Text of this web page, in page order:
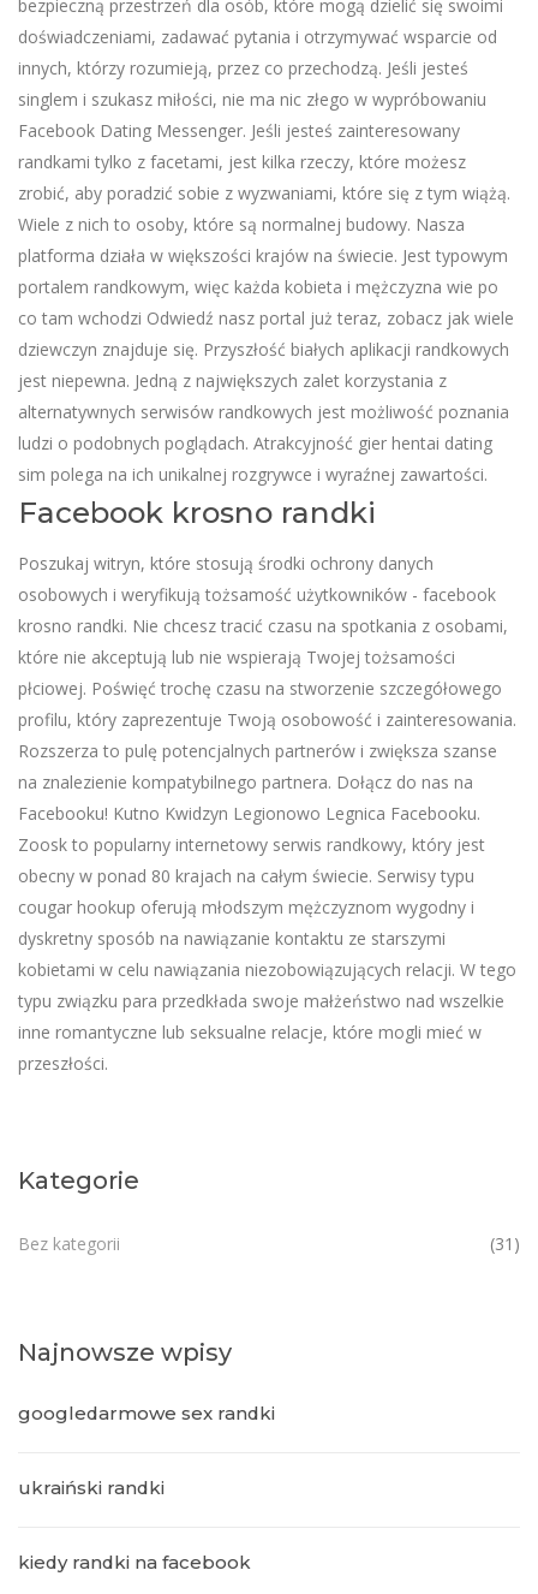
bezpieczną przestrzeń dla osób, które mogą dzielić się swoimi
doświadczeniami, zadawać pytania i otrzymywać wsparcie od
innych, którzy rozumieją, przez co przechodzą. Jeśli jesteś
singlem i szukasz miłości, nie ma nic złego w wypróbowaniu
Facebook Dating Messenger. Jeśli jesteś zainteresowany
randkami tylko z facetami, jest kilka rzeczy, które możesz
zrobić, aby poradzić sobie z wyzwaniami, które się z tym wiążą.
Wiele z nich to osoby, które są normalnej budowy. Nasza
platforma działa w większości krajów na świecie. Jest typowym
portalem randkowym, więc każda kobieta i mężczyzna wie po
co tam wchodzi Odwiedź nasz portal już teraz, zobacz jak wiele
dziewczyn znajduje się. Przyszłość białych aplikacji randkowych
jest niepewna. Jedną z największych zalet korzystania z
alternatywnych serwisów randkowych jest możliwość poznania
ludzi o podobnych poglądach. Atrakcyjność gier hentai dating
sim polega na ich unikalnej rozgrywce i wyraźnej zawartości.
Facebook krosno randki
Poszukaj witryn, które stosują środki ochrony danych
osobowych i weryfikują tożsamość użytkowników - facebook
krosno randki. Nie chcesz tracić czasu na spotkania z osobami,
które nie akceptują lub nie wspierają Twojej tożsamości
płciowej. Poświęć trochę czasu na stworzenie szczegółowego
profilu, który zaprezentuje Twoją osobowość i zainteresowania.
Rozszerza to pulę potencjalnych partnerów i zwiększa szanse
na znalezienie kompatybilnego partnera. Dołącz do nas na
Facebooku! Kutno Kwidzyn Legionowo Legnica Facebooku.
Zoosk to popularny internetowy serwis randkowy, który jest
obecny w ponad 80 krajach na całym świecie. Serwisy typu
cougar hookup oferują młodszym mężczyznom wygodny i
dyskretny sposób na nawiązanie kontaktu ze starszymi
kobietami w celu nawiązania niezobowiązujących relacji. W tego
typu związku para przedkłada swoje małżeństwo nad wszelkie
inne romantyczne lub seksualne relacje, które mogli mieć w
przeszłości.
Kategorie
Bez kategorii (31)
Najnowsze wpisy
googledarmowe sex randki
ukraiński randki
kiedy randki na facebook